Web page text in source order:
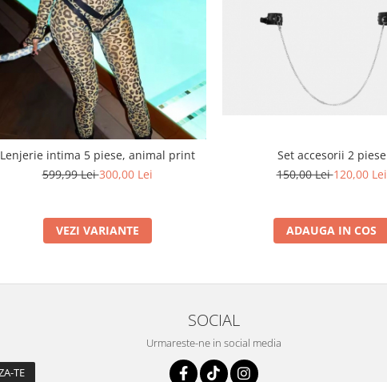
Lenjerie intima 5 piese, animal print
599,99 Lei300,00 Lei
VEZI VARIANTE
Set accesorii 2 piese
150,00 Lei120,00 Lei
ADAUGA IN COS
SOCIAL
Urmareste-ne in social media